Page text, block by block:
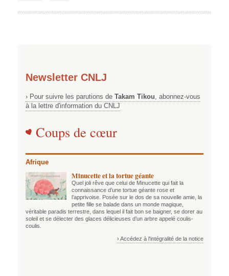
Newsletter CNLJ
› Pour suivre les parutions de Takam Tikou , abonnez-vous
à la lettre d'information du CNLJ
Coups de cœur
Afrique
Minucette et la tortue géante
Quel joli rêve que celui de Minucette qui fait la
connaissance d’une tortue géante rose et
l’apprivoise. Posée sur le dos de sa nouvelle amie, la
petite fille se balade dans un monde magique,
véritable paradis terrestre, dans lequel il fait bon se baigner, se dorer au
soleil et se délecter des glaces délicieuses d’un arbre appelé coulis-
coulis.
› Accédez à l'intégralité de la notice